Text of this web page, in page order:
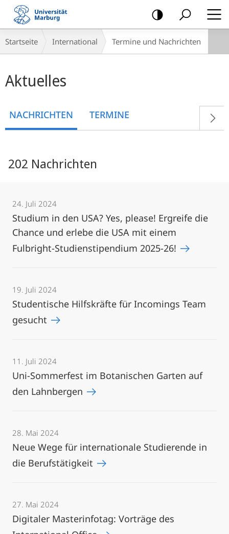
Mobile-
Navigation
Breadcrumb-
Navigation
Startseite International Termine und Nachrichten
Aktuelles
NACHRICHTEN TERMINE
202 Nachrichten
24. Juli 2024
Studium in den USA? Yes, please! Ergreife die
Chance und erlebe die USA mit einem
Fulbright-Studienstipendium 2025-26!
19. Juli 2024
Studentische Hilfskräfte für Incomings Team
gesucht
11. Juli 2024
Uni-Sommerfest im Botanischen Garten auf
den Lahnbergen
28. Mai 2024
Neue Wege für internationale Studierende in
die Berufstätigkeit
27. Mai 2024
Digitaler Masterinfotag: Vorträge des